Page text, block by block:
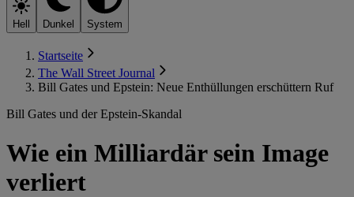
Hell Dunkel System
Startseite
The Wall Street Journal
Bill Gates und Epstein: Neue Enthüllungen erschüttern Ruf
Bill Gates und der Epstein-Skandal
Wie ein Milliardär sein Image
verliert